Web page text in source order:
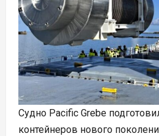
Судно Pacific Grebe
контейнеров нового